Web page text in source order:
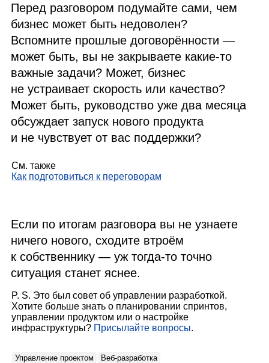
Перед разговором подумайте сами, чем
бизнес может быть недоволен?
Вспомните прошлые договорённости —
может быть, вы не закрываете какие‑то
важные задачи? Может, бизнес
не устраивает скорость или качество?
Может быть, руководство уже два месяца
обсуждает запуск нового продукта
и не чувствует от вас поддержки?
См. также
Как подготовиться к переговорам
Если по итогам разговора вы не узнаете
ничего нового, сходите втроём
к собственнику — уж тогда‑то точно
ситуация станет яснее.
P. S. Это был совет об управлении разработкой.
Хотите больше знать о планировании спринтов,
управлении продуктом или о настройке
инфраструктуры? Присылайте вопросы.
Управление проектом Веб‑разработка